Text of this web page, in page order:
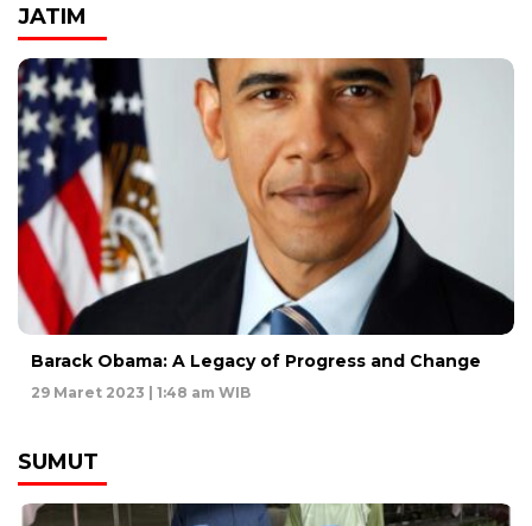
JATIM
Barack Obama: A Legacy of Progress and Change
29 Maret 2023 | 1:48 am WIB
SUMUT